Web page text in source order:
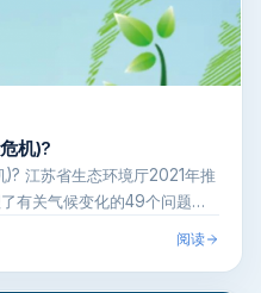
机)?
江苏省生态环境厅2021年推
有关气候变化的49个问题，
阅读